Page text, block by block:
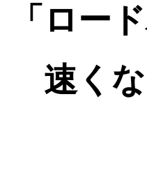
「ロー
速くな